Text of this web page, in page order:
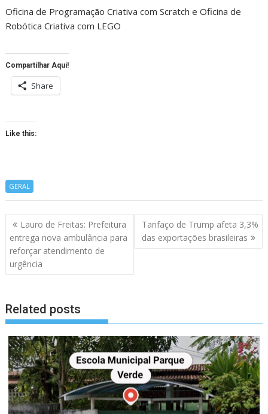
Oficina de Programação Criativa com Scratch e Oficina de
Robótica Criativa com LEGO
Compartilhar Aqui!
Share
Like this:
GERAL
Navegação
de
artigos
Lauro de Freitas: Prefeitura
entrega nova ambulância para
reforçar atendimento de
urgência
Tarifaço de Trump afeta 3,3%
das exportações brasileiras
Related posts